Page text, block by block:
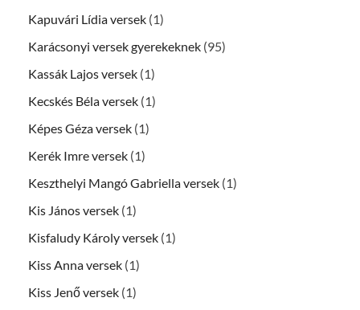
Kapuvári Lídia versek (1)
Karácsonyi versek gyerekeknek (95)
Kassák Lajos versek (1)
Kecskés Béla versek (1)
Képes Géza versek (1)
Kerék Imre versek (1)
Keszthelyi Mangó Gabriella versek (1)
Kis János versek (1)
Kisfaludy Károly versek (1)
Kiss Anna versek (1)
Kiss Jenő versek (1)